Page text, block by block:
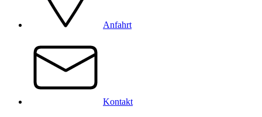
Anfahrt
Kontakt